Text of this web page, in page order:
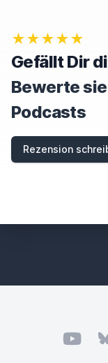
★★★★★
Gefällt Dir
Bewerte
Podcasts
Rezension
YouTube